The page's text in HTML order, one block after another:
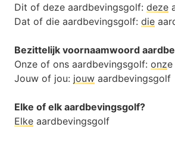
Dit of deze aardbevingsgolf: deze
Dat of die aardbevingsgolf: die
Bezittelijk voornaamwoord
Onze of ons aardbevingsgolf: onze
Jouw of jou: jouw aardbevingsgolf
Elke of elk aardbevingsgolf?
Elke aardbevingsgolf